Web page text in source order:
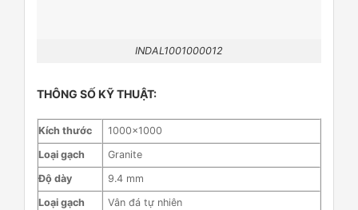
INDAL1001000012
THÔNG SỐ KỸ THUẬT:
Kích thước
1000×1000
Loại gạch
Granite
Độ dày
9.4 mm
Loại gạch
Vân đá tự nhiên